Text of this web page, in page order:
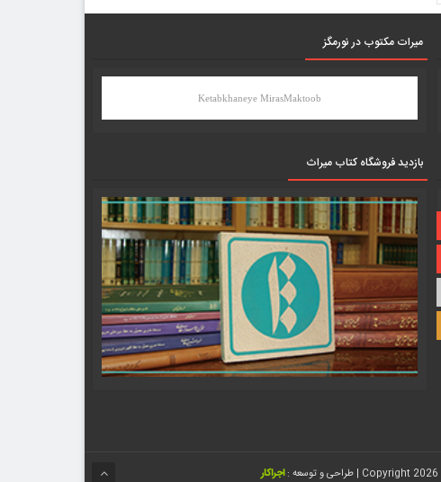
میرات مکتوب در نورمگز
Ketabkhaneye MirasMaktoob
بازدید فروشگاه کتاب میراث
اجراکار